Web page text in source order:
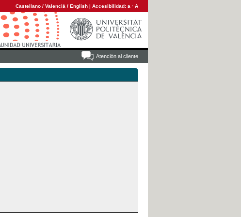
Castellano / Valencià / English | Accesibilidad: a · A
Atención al cliente